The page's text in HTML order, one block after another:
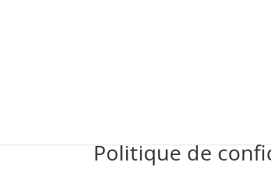
Politique de